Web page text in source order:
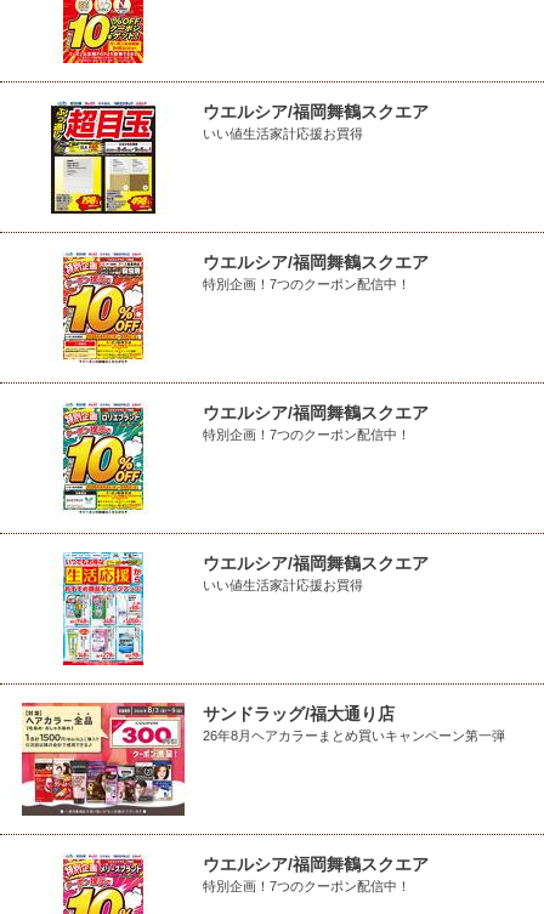
ウエルシア/福岡舞鶴スクエア
いい値生活家計応援お買得
ウエルシア/福岡舞鶴スクエア
特別企画！7つのクーポン配信中！
ウエルシア/福岡舞鶴スクエア
特別企画！7つのクーポン配信中！
ウエルシア/福岡舞鶴スクエア
いい値生活家計応援お買得
サンドラッグ/福大通り店
26年8月ヘアカラーまとめ買いキャンペーン第一弾
ウエルシア/福岡舞鶴スクエア
特別企画！7つのクーポン配信中！